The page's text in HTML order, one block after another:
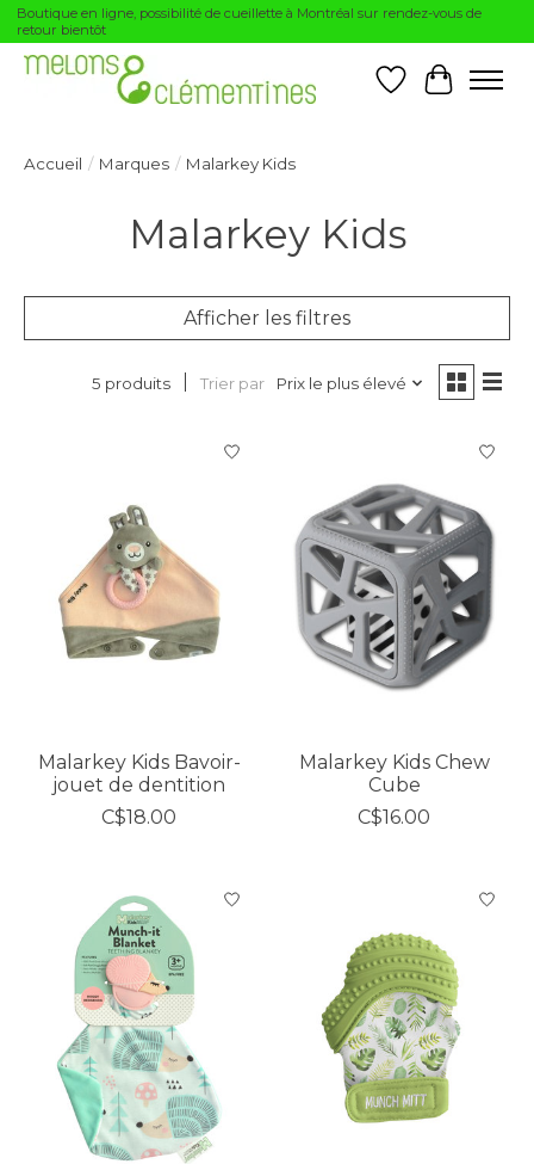
Boutique en ligne, possibilité de cueillette à Montréal sur rendez-vous de
retour bientôt
Liste dePanier
Accueil / Marques / Malarkey Kids
Malarkey Kids
Afficher les filtres
5 produits Trier par Prix le plus élevé
Malarkey Kids Bavoir-
jouet de dentition
C$18.00
Malarkey Kids Chew
Cube
C$16.00